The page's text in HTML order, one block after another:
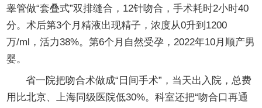
睾管做“套叠式”双排缝合，12针吻合，手术耗时2小时40
分。术后第3个月精液出现精子，浓度从0升到1200
万/ml，活力38%。第6个月自然受孕，2022年10月顺产男
婴。
省一院把吻合术做成“日间手术”，当天出入院，总费
用比北京、上海同级医院低30%。科室还把“吻合口再通